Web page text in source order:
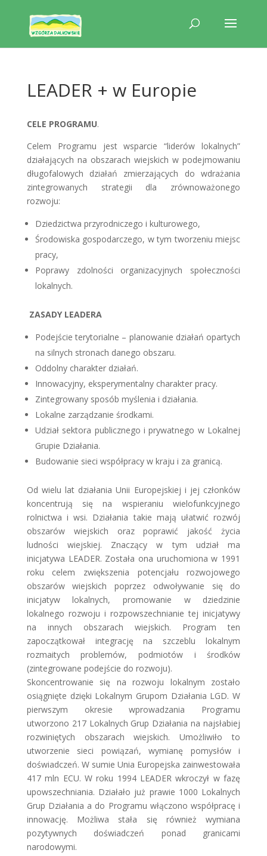
LEADER + w Europie
CELE PROGRAMU.
Celem Programu jest wsparcie “liderów lokalnych”
działających na obszarach wiejskich w podejmowaniu
długofalowych działań zmierzających do wdrażania
zintegrowanych strategii dla zrównoważonego
rozwoju:
Dziedzictwa przyrodniczego i kulturowego,
Środowiska gospodarczego, w tym tworzeniu miejsc
pracy,
Poprawy zdolności organizacyjnych społeczności
lokalnych.
ZASADY LEADERA
Podejście terytorialne – planowanie działań opartych
na silnych stronach danego obszaru.
Oddolny charakter działań.
Innowacyjny, eksperymentalny charakter pracy.
Zintegrowany sposób myślenia i działania.
Lokalne zarządzanie środkami.
Udział sektora publicznego i prywatnego w Lokalnej
Grupie Działania.
Budowanie sieci współpracy w kraju i za granicą.
Od wielu lat działania Unii Europejskiej i jej członków
koncentrują się na wspieraniu wielofunkcyjnego
rolnictwa i wsi. Działania takie mają ułatwić rozwój
obszarów wiejskich oraz poprawić jakość życia
ludności wiejskiej. Znaczący w tym udział ma
inicjatywa LEADER. Została ona uruchomiona w 1991
roku celem zwiększenia potencjału rozwojowego
obszarów wiejskich poprzez odwoływanie się do
inicjatyw lokalnych, promowanie w dziedzinie
lokalnego rozwoju i rozpowszechnianie tej inicjatywy
na innych obszarach wiejskich. Program ten
zapoczątkował integrację na szczeblu lokalnym
rozmaitych problemów, podmiotów i środków
(zintegrowane podejście do rozwoju).
Skoncentrowanie się na rozwoju lokalnym zostało
osiągnięte dzięki Lokalnym Grupom Działania LGD. W
pierwszym okresie wprowadzania Programu
utworzono 217 Lokalnych Grup Działania na najsłabiej
rozwiniętych obszarach wiejskich. Umożliwiło to
utworzenie sieci powiązań, wymianę pomysłów i
doświadczeń. W sumie Unia Europejska zainwestowała
417 mln ECU. W roku 1994 LEADER wkroczył w fazę
upowszechniania. Działało już prawie 1000 Lokalnych
Grup Działania a do Programu włączono współpracę i
innowację. Możliwa stała się również wymiana
pozytywnych doświadczeń ponad granicami
narodowymi.